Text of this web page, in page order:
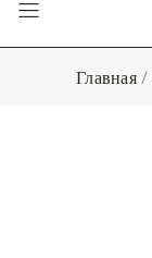
Главная/